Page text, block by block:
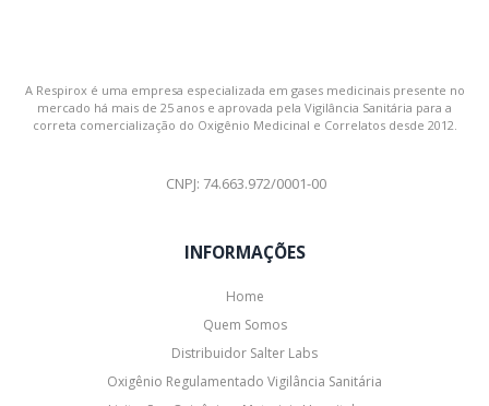
A Respirox é uma empresa especializada em gases medicinais presente no
mercado há mais de 25 anos e aprovada pela Vigilância Sanitária para a
correta comercialização do Oxigênio Medicinal e Correlatos desde 2012.
CNPJ: 74.663.972/0001-00
INFORMAÇÕES
Home
Quem Somos
Distribuidor Salter Labs
Oxigênio Regulamentado Vigilância Sanitária